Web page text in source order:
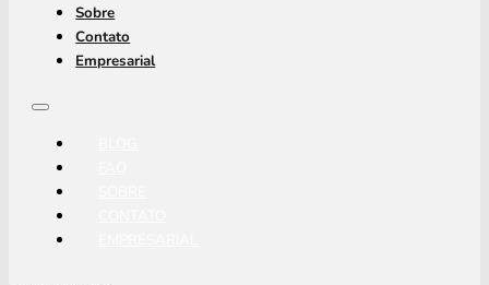
Sobre
Contato
Empresarial